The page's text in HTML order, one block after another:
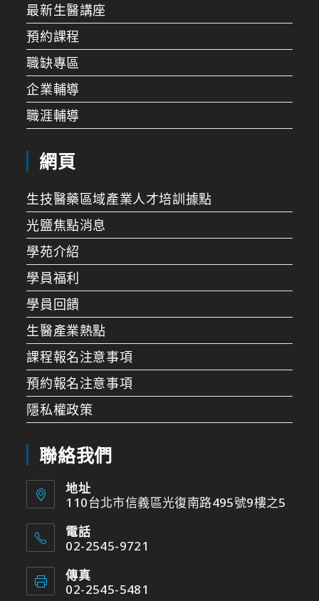
最新生醫講座
預約課程
職缺專區
企業輔導
職涯輔導
網頁
生技醫藥區域產業人才培訓據點
光鹽焦點消息
學苑介紹
學員福利
學員回饋
生醫產業熱點
課程報名注意事項
預約報名注意事項
隱私權政策
聯絡我們
地址
110台北市信義區光復南路495號9樓之5
電話
02-2545-9721
傳真
02-2545-5481